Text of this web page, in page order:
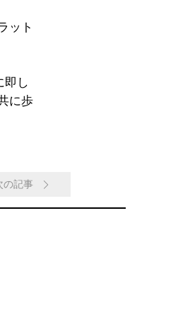
ット
即し
に歩
の記事